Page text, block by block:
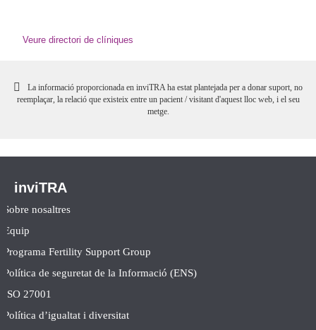
Veure directori de clíniques
La informació proporcionada en inviTRA ha estat plantejada per a donar suport, no
reemplaçar, la relació que existeix entre un pacient / visitant d'aquest lloc web, i el seu
metge.
inviTRA
Sobre nosaltres
Equip
Programa Fertility Support Group
Política de seguretat de la Informació (ENS)
ISO 27001
Política d’igualtat i diversitat